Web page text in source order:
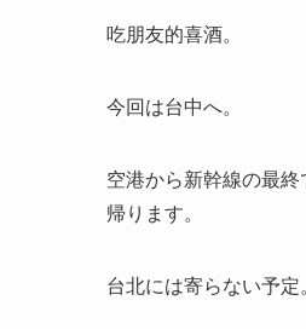
吃朋友的喜酒。
今回は台中へ。
空港から新幹線の最
帰ります。
台北には寄らない予定